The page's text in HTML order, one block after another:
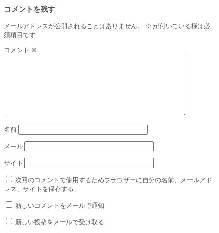
コメントを残す
メールアドレスが公開されることはありません。 ※ が付いている欄は必
須項目です
コメント ※
名前
メール
サイト
次回のコメントで使用するためブラウザーに自分の名前、メールアド
レス、サイトを保存する。
新しいコメントをメールで通知
新しい投稿をメールで受け取る